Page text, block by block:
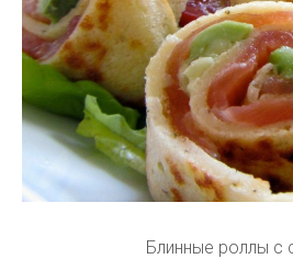
Блинные роллы с